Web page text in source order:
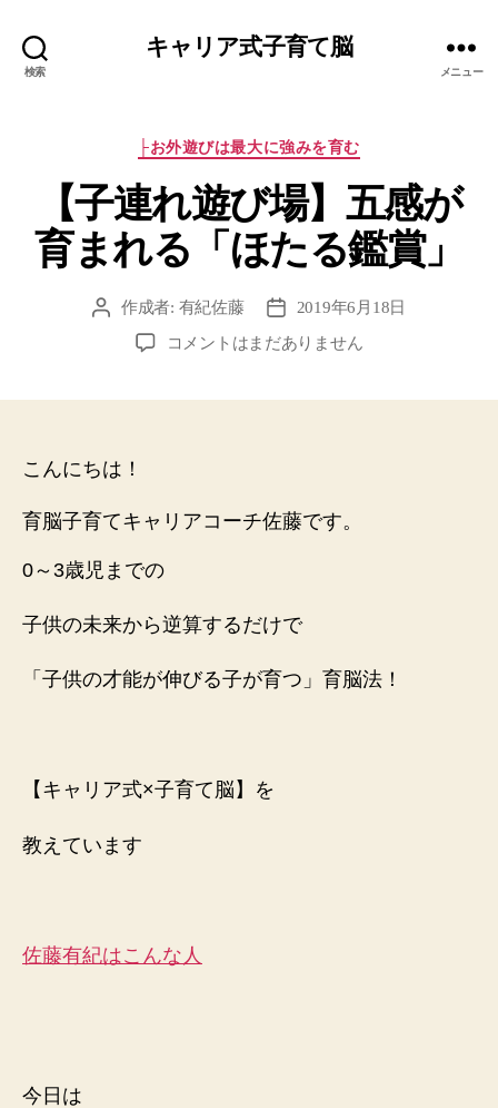
検索
キャリア式子育て脳
メニュー
カ
ゴ
リ
ー
├お外遊びは最大に強みを育む
【子連れ遊び場】五感が
育まれる「ほたる鑑賞」
投
作成者: 有紀佐藤
投
稿
日
2019年6月18日
【子
感
が
れ
る
た
へ
コメントはまだありません
こんにちは！
育脳子育てキャリアコーチ佐藤です。
0～3歳児までの
子供の未来から逆算するだけで
「子供の才能が伸びる子が育つ」育脳法！
【キャリア式×子育て脳】を
教えています
佐藤有紀はこんな人
今日は